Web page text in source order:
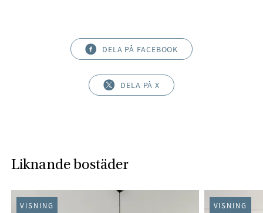
DELA PÅ FACEBOOK
DELA PÅ X
Liknande bostäder
VISNING VISNING